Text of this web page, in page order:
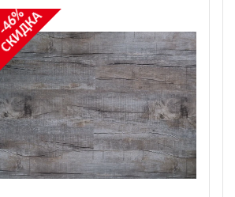
-46%
СКИДКА